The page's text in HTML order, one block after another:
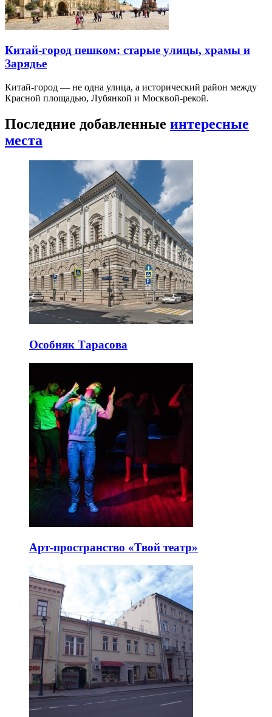
Китай-город пешком: старые улицы, храмы и
Зарядье
Китай-город — не одна улица, а исторический район между
Красной площадью, Лубянкой и Москвой-рекой.
Последние добавленные интересные
места
Особняк Тарасова
Арт-пространство «Твой театр»